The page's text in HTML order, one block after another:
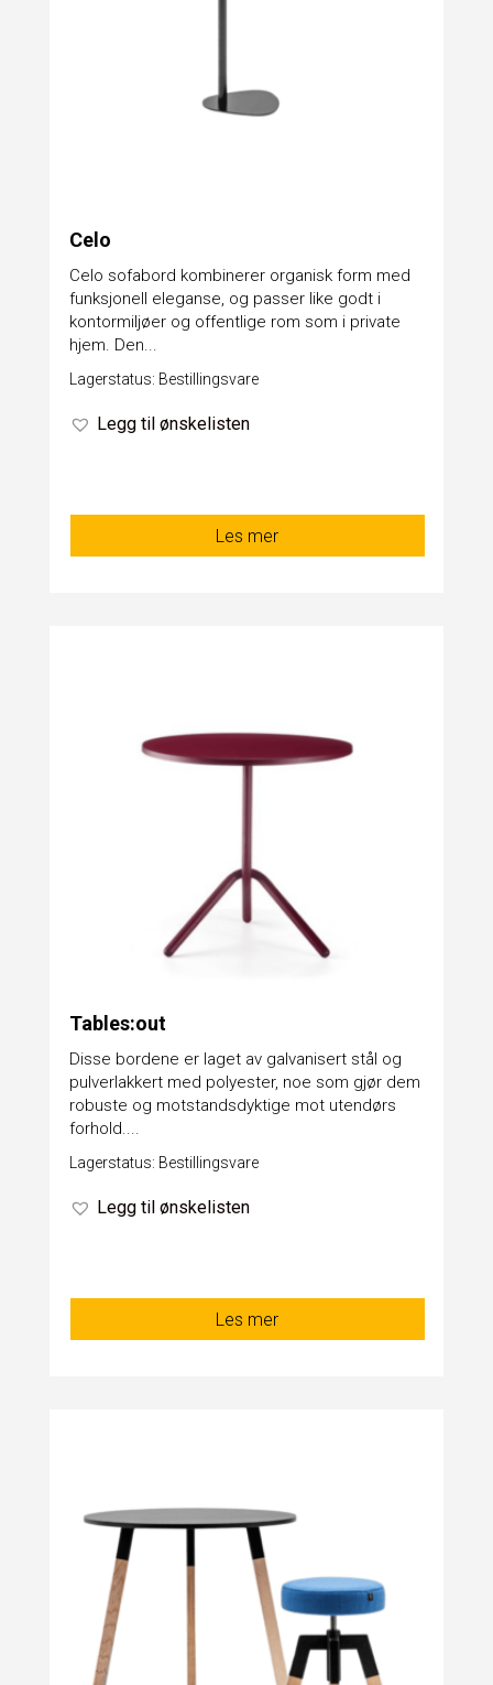
Celo
Celo sofabord kombinerer organisk form med
funksjonell eleganse, og passer like godt i
kontormiljøer og offentlige rom som i private
hjem. Den...
Lagerstatus: Bestillingsvare
Legg til ønskelisten
Les mer
Tables:out
Disse bordene er laget av galvanisert stål og
pulverlakkert med polyester, noe som gjør dem
robuste og motstandsdyktige mot utendørs
forhold....
Lagerstatus: Bestillingsvare
Legg til ønskelisten
Les mer